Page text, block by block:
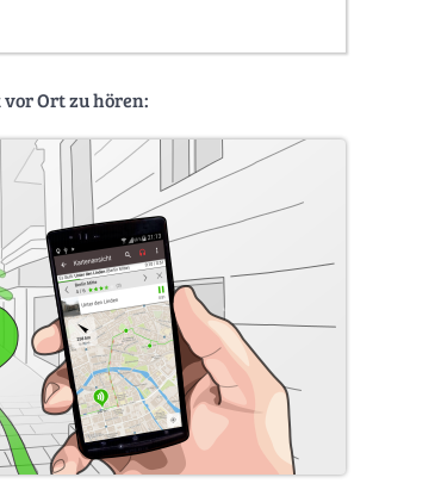
Ort zu hören: